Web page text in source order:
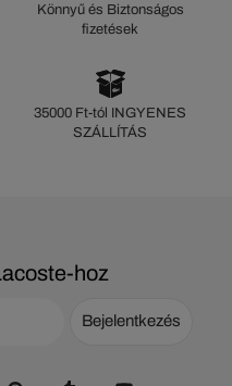
Könnyű és Biztonságos
fizetések
35000 Ft-tól INGYENES
SZÁLLÍTÁS
hoz
Bejelentkezés